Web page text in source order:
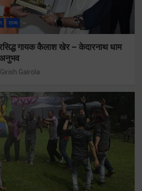
राज्य
गायक कैलाश खेर – केदारनाथ धाम
अनुभव
Girish Gairola